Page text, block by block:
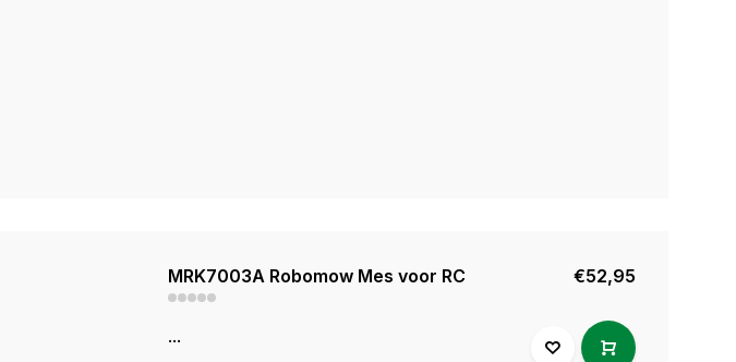
MRK7003A Robomow Mes voor RC
...
€52,95